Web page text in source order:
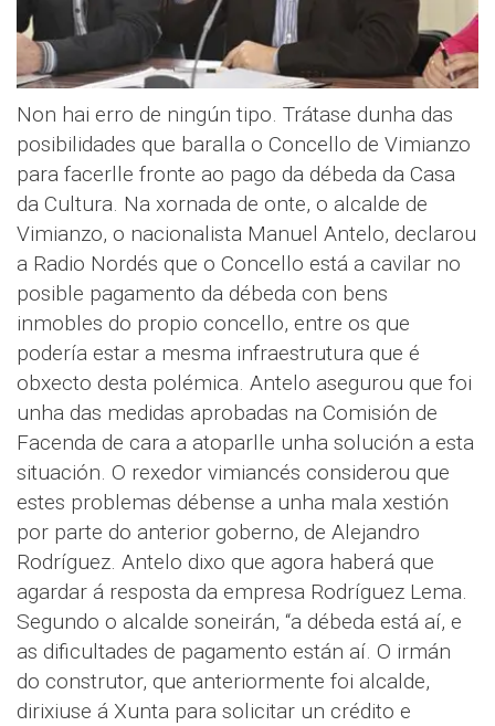
Non hai erro de ningún tipo. Trátase dunha das
posibilidades que baralla o Concello de Vimianzo
para facerlle fronte ao pago da débeda da Casa
da Cultura. Na xornada de onte, o alcalde de
Vimianzo, o nacionalista Manuel Antelo, declarou
a Radio Nordés que o Concello está a cavilar no
posible pagamento da débeda con bens
inmobles do propio concello, entre os que
podería estar a mesma infraestrutura que é
obxecto desta polémica. Antelo asegurou que foi
unha das medidas aprobadas na Comisión de
Facenda de cara a atoparlle unha solución a esta
situación. O rexedor vimiancés considerou que
estes problemas débense a unha mala xestión
por parte do anterior goberno, de Alejandro
Rodríguez. Antelo dixo que agora haberá que
agardar á resposta da empresa Rodríguez Lema.
Segundo o alcalde soneirán, “a débeda está aí, e
as dificultades de pagamento están aí. O irmán
do construtor, que anteriormente foi alcalde,
dirixiuse á Xunta para solicitar un crédito e